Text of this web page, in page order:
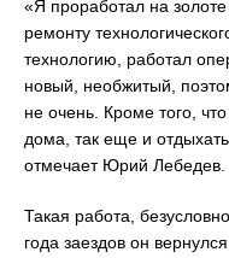
«Я проработал на
ремонту
технологию, работал
новый, необжитый,
не очень. Кроме того,
дома, так еще и
отмечает Юрий Лебедев.
Такая работа,
года заездов он